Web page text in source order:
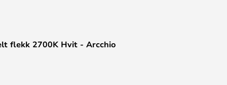
flekk 2700K Hvit - Arcchio